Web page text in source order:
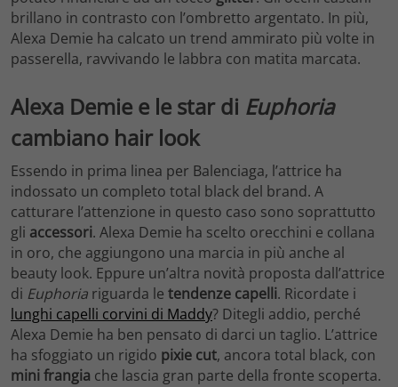
brillano in contrasto con l’ombretto argentato. In più,
Alexa Demie ha calcato un trend ammirato più volte in
passerella, ravvivando le labbra con matita marcata.
Alexa Demie e le star di Euphoria
cambiano hair look
Essendo in prima linea per Balenciaga, l’attrice ha
indossato un completo total black del brand. A
catturare l’attenzione in questo caso sono soprattutto
gli accessori. Alexa Demie ha scelto orecchini e collana
in oro, che aggiungono una marcia in più anche al
beauty look. Eppure un’altra novità proposta dall’attrice
di Euphoria riguarda le tendenze capelli. Ricordate i
lunghi capelli corvini di Maddy? Ditegli addio, perché
Alexa Demie ha ben pensato di darci un taglio. L’attrice
ha sfoggiato un rigido pixie cut, ancora total black, con
mini frangia che lascia gran parte della fronte scoperta.